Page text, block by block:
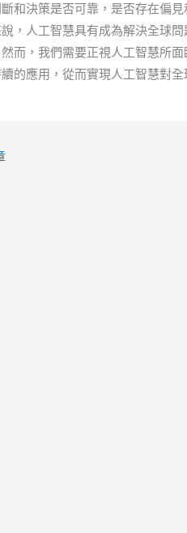
和決策是否可靠，是否存在偏
，人工智慧具有成為解決全球
而，我們需要正視人工智慧所
的應用，從而實現人工智慧對全